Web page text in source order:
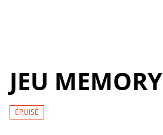
JEU MEMORY
ÉPUISÉ